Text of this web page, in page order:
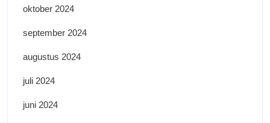
oktober 2024
september 2024
augustus 2024
juli 2024
juni 2024